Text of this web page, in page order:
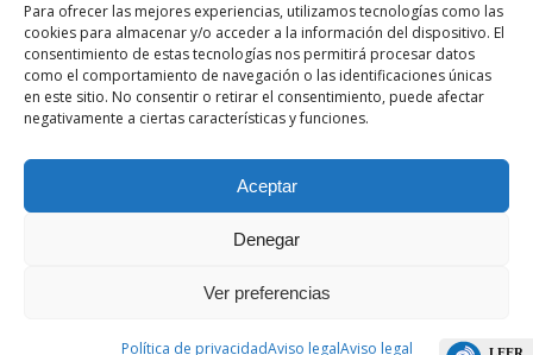
Para ofrecer las mejores experiencias, utilizamos tecnologías como las
cookies para almacenar y/o acceder a la información del dispositivo. El
consentimiento de estas tecnologías nos permitirá procesar datos
como el comportamiento de navegación o las identificaciones únicas
en este sitio. No consentir o retirar el consentimiento, puede afectar
negativamente a ciertas características y funciones.
Aceptar
Denegar
Ver preferencias
Política de privacidadAviso legalAviso legal